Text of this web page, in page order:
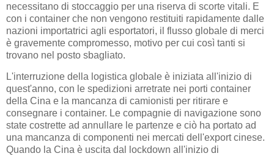
necessitano di stoccaggio per una riserva di scorte vitali. E
con i container che non vengono restituiti rapidamente dalle
nazioni importatrici agli esportatori, il flusso globale di merci
è gravemente compromesso, motivo per cui così tanti si
trovano nel posto sbagliato.
L'interruzione della logistica globale è iniziata all'inizio di
quest'anno, con le spedizioni arretrate nei porti container
della Cina e la mancanza di camionisti per ritirare e
consegnare i container. Le compagnie di navigazione sono
state costrette ad annullare le partenze e ciò ha portato ad
una mancanza di componenti nei mercati dell'export cinese.
Quando la Cina è uscita dal lockdown all'inizio di